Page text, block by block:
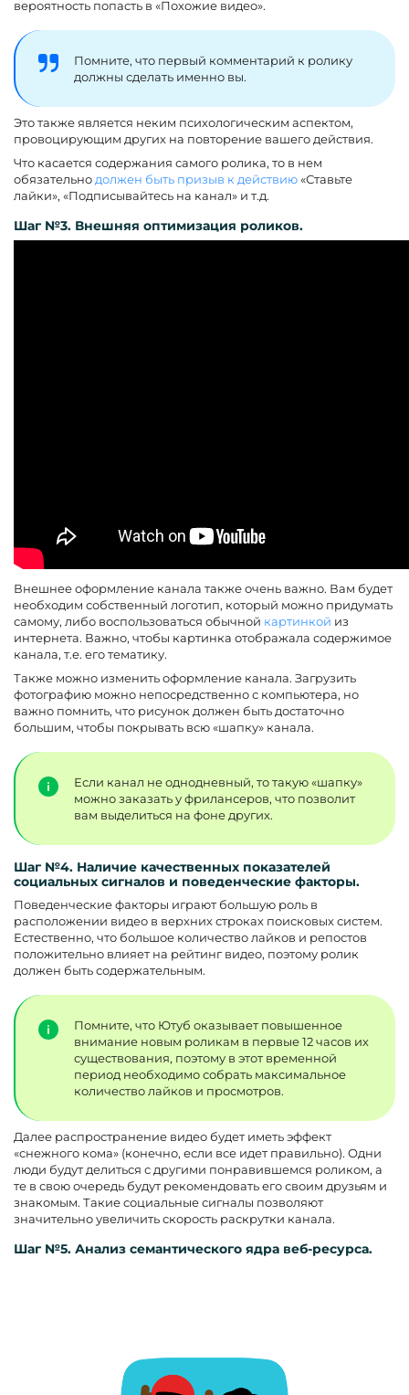
вероятность попасть в «Похожие видео».
Помните, что первый комментарий к ролику
должны сделать именно вы.
Это также является неким психологическим аспектом,
провоцирующим других на повторение вашего действия.
Что касается содержания самого ролика, то в нем
обязательнодолжен быть призыв к действию«Ставьте
лайки», «Подписывайтесь на канал» и т.д.
Шаг №3. Внешняя оптимизация роликов.
Внешнее оформление канала также очень важно. Вам будет
необходим собственный логотип, который можно придумать
самому, либо воспользоваться обычной картинкой из
интернета. Важно, чтобы картинка отображала содержимое
канала, т.е. его тематику.
Также можно изменить оформление канала. Загрузить
фотографию можно непосредственно с компьютера, но
важно помнить, что рисунок должен быть достаточно
большим, чтобы покрывать всю «шапку» канала.
Если канал не однодневный, то такую «шапку»
можно заказать у фрилансеров, что позволит
вам выделиться на фоне других.
Шаг №4. Наличие качественных показателей
социальных сигналов и поведенческие факторы.
Поведенческие факторы играют большую роль в
расположении видео в верхних строках поисковых систем.
Естественно, что большое количество лайков и репостов
положительно влияет на рейтинг видео, поэтому ролик
должен быть содержательным.
Помните, что Ютуб оказывает повышенное
внимание новым роликам в первые 12 часов их
существования, поэтому в этот временной
период необходимо собрать максимальное
количество лайков и просмотров.
Далее распространение видео будет иметь эффект
«снежного кома» (конечно, если все идет правильно). Одни
люди будут делиться с другими понравившемся роликом, а
те в свою очередь будут рекомендовать его своим друзьям и
знакомым. Такие социальные сигналы позволяют
значительно увеличить скорость раскрутки канала.
Шаг №5. Анализ семантического ядра веб-ресурса.